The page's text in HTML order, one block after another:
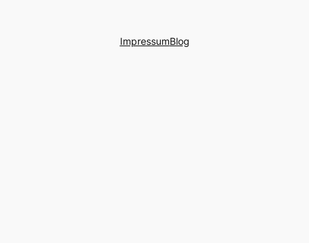
ImpressumBlog